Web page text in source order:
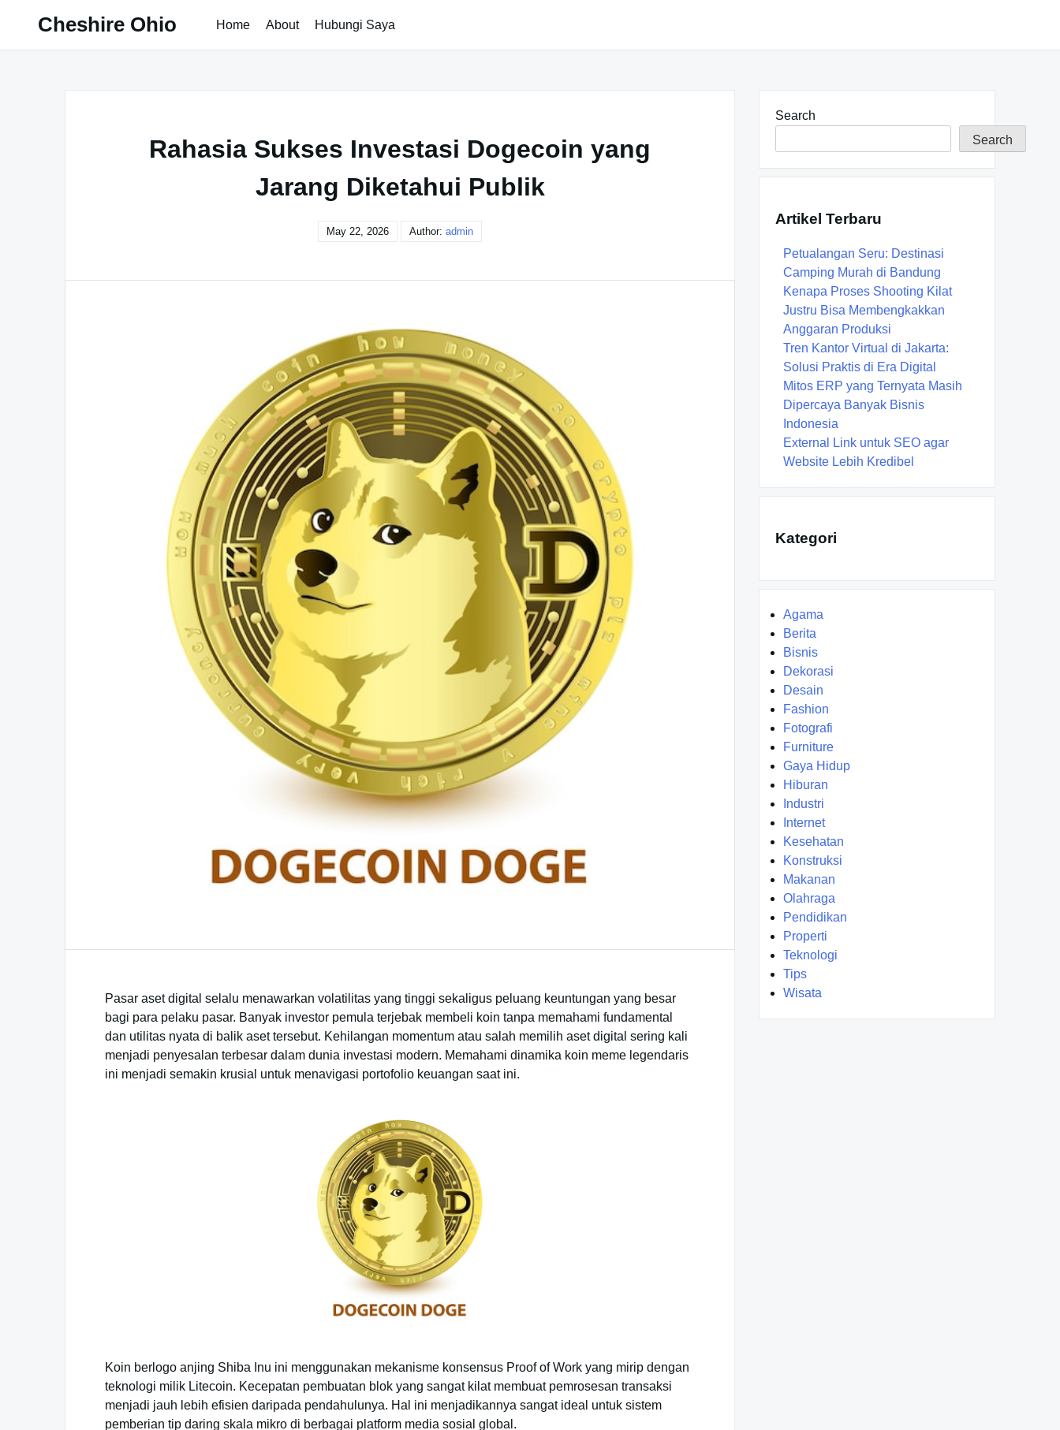
Cheshire Ohio Home About Hubungi Saya
Rahasia Sukses Investasi Dogecoin yang
Jarang Diketahui Publik
May 22, 2026 Author: admin
Pasar aset digital selalu menawarkan volatilitas yang tinggi sekaligus peluang keuntungan yang besar
bagi para pelaku pasar. Banyak investor pemula terjebak membeli koin tanpa memahami fundamental
dan utilitas nyata di balik aset tersebut. Kehilangan momentum atau salah memilih aset digital sering kali
menjadi penyesalan terbesar dalam dunia investasi modern. Memahami dinamika koin meme legendaris
ini menjadi semakin krusial untuk menavigasi portofolio keuangan saat ini.
Koin berlogo anjing Shiba Inu ini menggunakan mekanisme konsensus Proof of Work yang mirip dengan
teknologi milik Litecoin. Kecepatan pembuatan blok yang sangat kilat membuat pemrosesan transaksi
menjadi jauh lebih efisien daripada pendahulunya. Hal ini menjadikannya sangat ideal untuk sistem
pemberian tip daring skala mikro di berbagai platform media sosial global.
Search
Search
Artikel Terbaru
Petualangan Seru: Destinasi
Camping Murah di Bandung
Kenapa Proses Shooting Kilat
Justru Bisa Membengkakkan
Anggaran Produksi
Tren Kantor Virtual di Jakarta:
Solusi Praktis di Era Digital
Mitos ERP yang Ternyata Masih
Dipercaya Banyak Bisnis
Indonesia
External Link untuk SEO agar
Website Lebih Kredibel
Kategori
Agama
Berita
Bisnis
Dekorasi
Desain
Fashion
Fotografi
Furniture
Gaya Hidup
Hiburan
Industri
Internet
Kesehatan
Konstruksi
Makanan
Olahraga
Pendidikan
Properti
Teknologi
Tips
Wisata